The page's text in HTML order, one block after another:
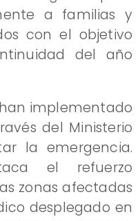
a familias y
con el objetivo
del año
implementado
del Ministerio
la emergencia.
el refuerzo
zonas afectadas
desplegado en